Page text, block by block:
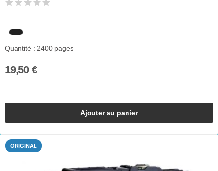
Quantité : 2400 pages
19,50 €
Ajouter au panier
ORIGINAL